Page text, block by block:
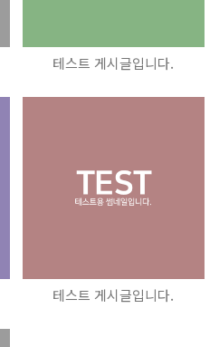
테스트 게시글입니다.
테스트 게시글입니다.